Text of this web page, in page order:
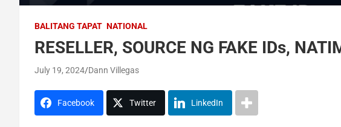
BALITANG TAPAT NATIONAL
RESELLER, SOURCE NG FAKE IDs,
July 19, 2024 Dann Villegas
Facebook Twitter LinkedIn